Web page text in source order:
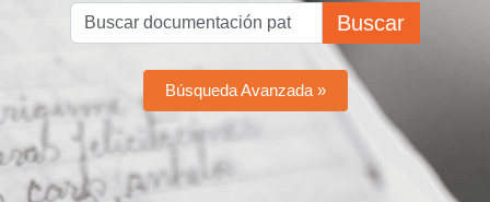
Buscar
Búsqueda Avanzada »